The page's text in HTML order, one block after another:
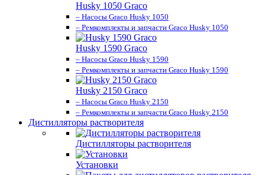
Husky 1050 Graco
– Насосы Graco Husky 1050
– Ремкомплекты и запчасти Graco Husky 1050
Husky 1590 Graco
– Насосы Graco Husky 1590
– Ремкомплекты и запчасти Graco Husky 1590
Husky 2150 Graco
– Насосы Graco Husky 2150
– Ремкомплекты и запчасти Graco Husky 2150
Дистилляторы растворителя
Дистилляторы растворителя
Установки